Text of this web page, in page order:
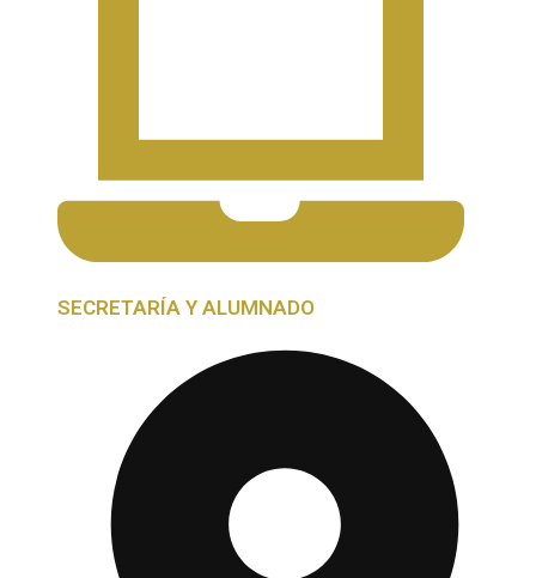
SECRETARÍA Y ALUMNADO